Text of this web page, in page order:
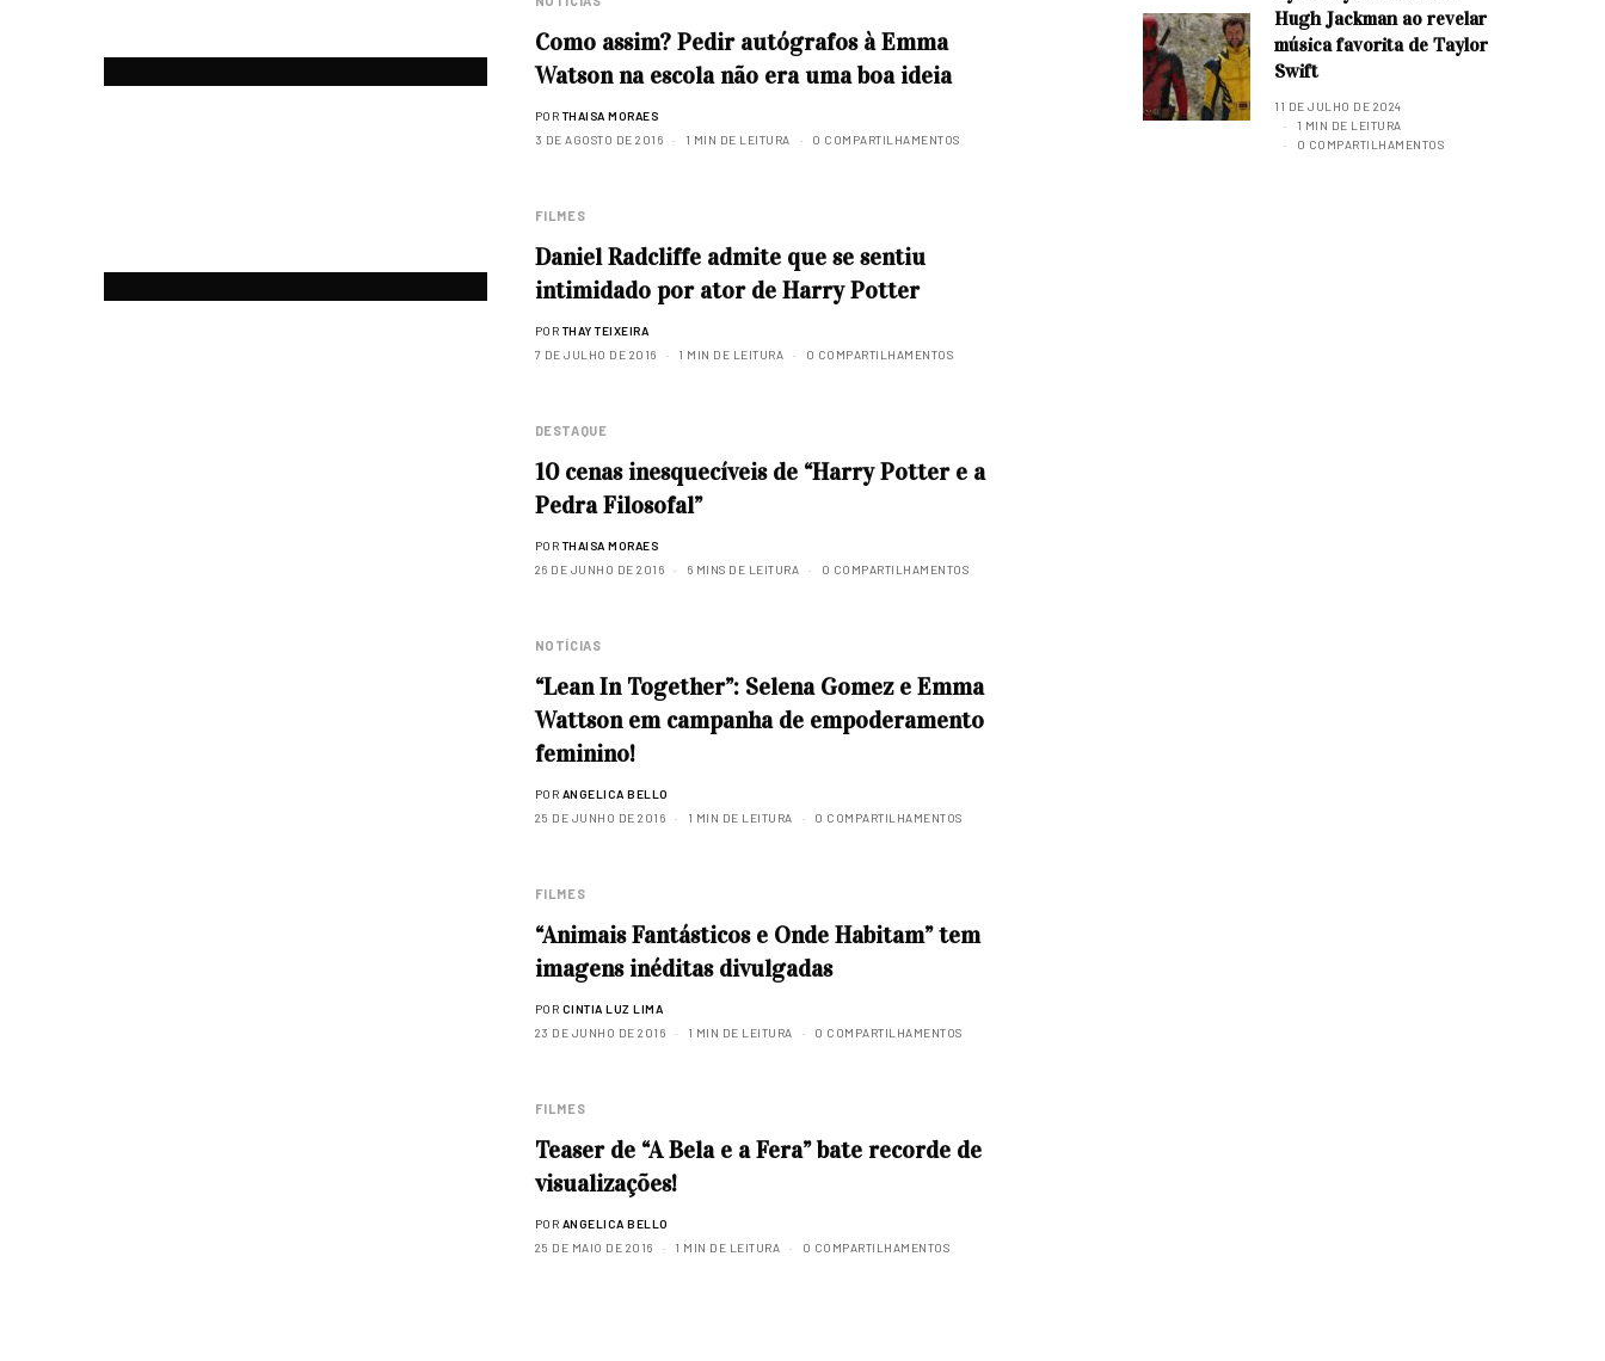
Como assim? Pedir autógrafos à Emma
Watson na escola não era uma boa ideia
POR THAISA MORAES
3 DE AGOSTO DE 2016
1 MIN DE LEITURA 0 COMPARTILHAMENTOS
FILMES
Daniel Radcliffe admite que se sentiu
intimidado por ator de Harry Potter
POR THAY TEIXEIRA
7 DE JULHO DE 2016
1 MIN DE LEITURA 0 COMPARTILHAMENTOS
DESTAQUE
10 cenas inesquecíveis de “Harry Potter e a
Pedra Filosofal”
POR THAISA MORAES
26 DE JUNHO DE 2016
6 MINS DE LEITURA 0 COMPARTILHAMENTOS
NOTÍCIAS
“Lean In Together”: Selena Gomez e Emma
Wattson em campanha de empoderamento
feminino!
POR ANGELICA BELLO
25 DE JUNHO DE 2016
1 MIN DE LEITURA 0 COMPARTILHAMENTOS
FILMES
“Animais Fantásticos e Onde Habitam” tem
imagens inéditas divulgadas
POR CINTIA LUZ LIMA
23 DE JUNHO DE 2016
1 MIN DE LEITURA 0 COMPARTILHAMENTOS
FILMES
Teaser de “A Bela e a Fera” bate recorde de
visualizações!
POR ANGELICA BELLO
25 DE MAIO DE 2016
1 MIN DE LEITURA 0 COMPARTILHAMENTOS
Hugh Jackman ao revelar
música favorita de Taylor
Swift
11 DE JULHO DE 2024
1 MIN DE LEITURA
0 COMPARTILHAMENTOS